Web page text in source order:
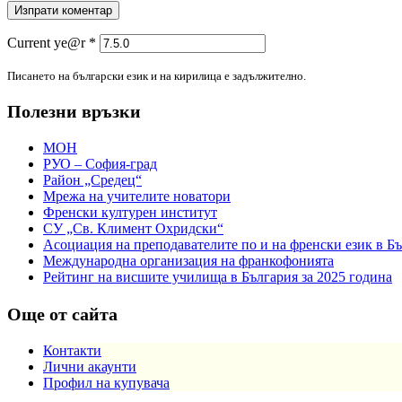
Current ye@r *
Писането на български език и на кирилица е задължително.
Полезни връзки
МОН
РУО – София-град
Район „Средец“
Мрежа на учителите новатори
Френски културен институт
СУ „Св. Климент Охридски“
Асоциация на преподавателите по и на френски език в
Международна организация на франкофонията
Рейтинг на висшите училища в България за 2025 година
Още от сайта
Контакти
Лични акаунти
Профил на купувача